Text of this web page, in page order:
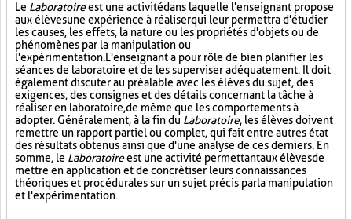
Le Laboratoireest une activité dans laquelle l'enseignant propose
aux élèves une expérience à réaliser qui leur permettra d'étudier
les causes, les effets, la nature ou les propriétés d'objets ou de
phénomènes par la manipulation ou
l'expérimentation. L'enseignant a pour rôle de bien planifier les
séances de laboratoire et de les superviser adéquatement. Il doit
également discuter au préalable avec les élèves du sujet, des
exigences, des consignes et des détails concernant la tâche à
réaliser en laboratoire, de même que les comportements à
adopter. Généralement, à la fin du Laboratoire, les élèves doivent
remettre un rapport partiel ou complet, qui fait entre autres état
des résultats obtenus ainsi que d'une analyse de ces derniers. En
somme, le Laboratoireest une activité permettant aux élèves de
mettre en application et de concrétiser leurs connaissances
théoriques et procédurales sur un sujet précis par la manipulation
et l'expérimentation.